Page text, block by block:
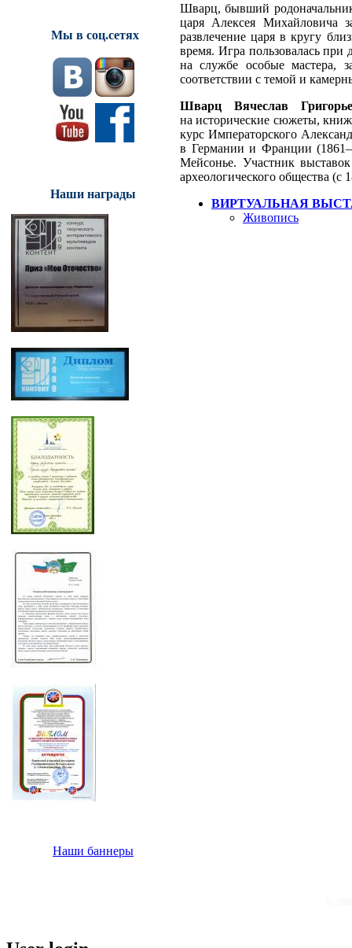
Мы в соц.сетях
Наши награды
Наши баннеры
Шварц, бывший
царя Алексея
развлечение царя в кругу
время. Игра пользовалась при
на службе особые мастера,
соответствии с темой и
Шварц Вячеслав
на исторические сюжеты,
курс Императорского
в Германии и Франции
Мейсонье. Участник
археологического общества (с
ВИРТУАЛЬНАЯ
Живопись